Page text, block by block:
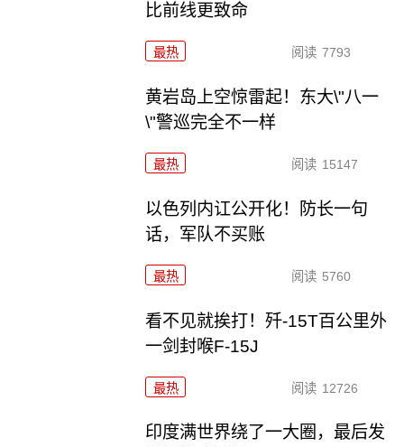
比前线更致命
最热 阅读 7793
黄岩岛上空惊雷起！东大\"八一
\"警巡完全不一样
最热 阅读 15147
以色列内讧公开化！防长一句
话，军队不买账
最热 阅读 5760
看不见就挨打！歼-15T百公里外
一剑封喉F-15J
最热 阅读 12726
印度满世界绕了一大圈，最后发